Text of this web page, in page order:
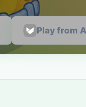
Play from